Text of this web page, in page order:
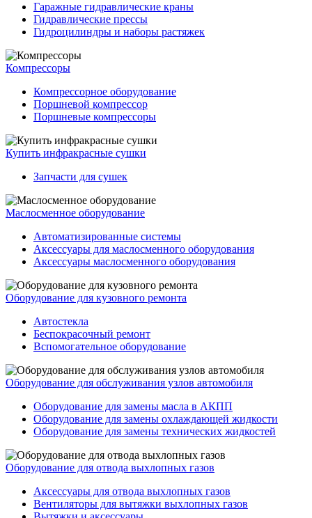
Гаражные гидравлические краны
Гидравлические прессы
Гидроцилиндры и наборы растяжек
Компрессоры
Компрессорное оборудование
Поршневой компрессор
Поршневые компрессоры
Купить инфракрасные сушки
Запчасти для сушек
Маслосменное оборудование
Автоматизированные системы
Аксессуары для маслосменного оборудования
Аксессуары маслосменного оборудования
Оборудование для кузовного ремонта
Автостекла
Беспокрасочный ремонт
Вспомогательное оборудование
Оборудование для обслуживания узлов автомобиля
Оборудование для замены масла в АКПП
Оборудование для замены охлаждающей жидкости
Оборудование для замены технических жидкостей
Оборудование для отвода выхлопных газов
Аксессуары для отвода выхлопных газов
Вентиляторы для вытяжки выхлопных газов